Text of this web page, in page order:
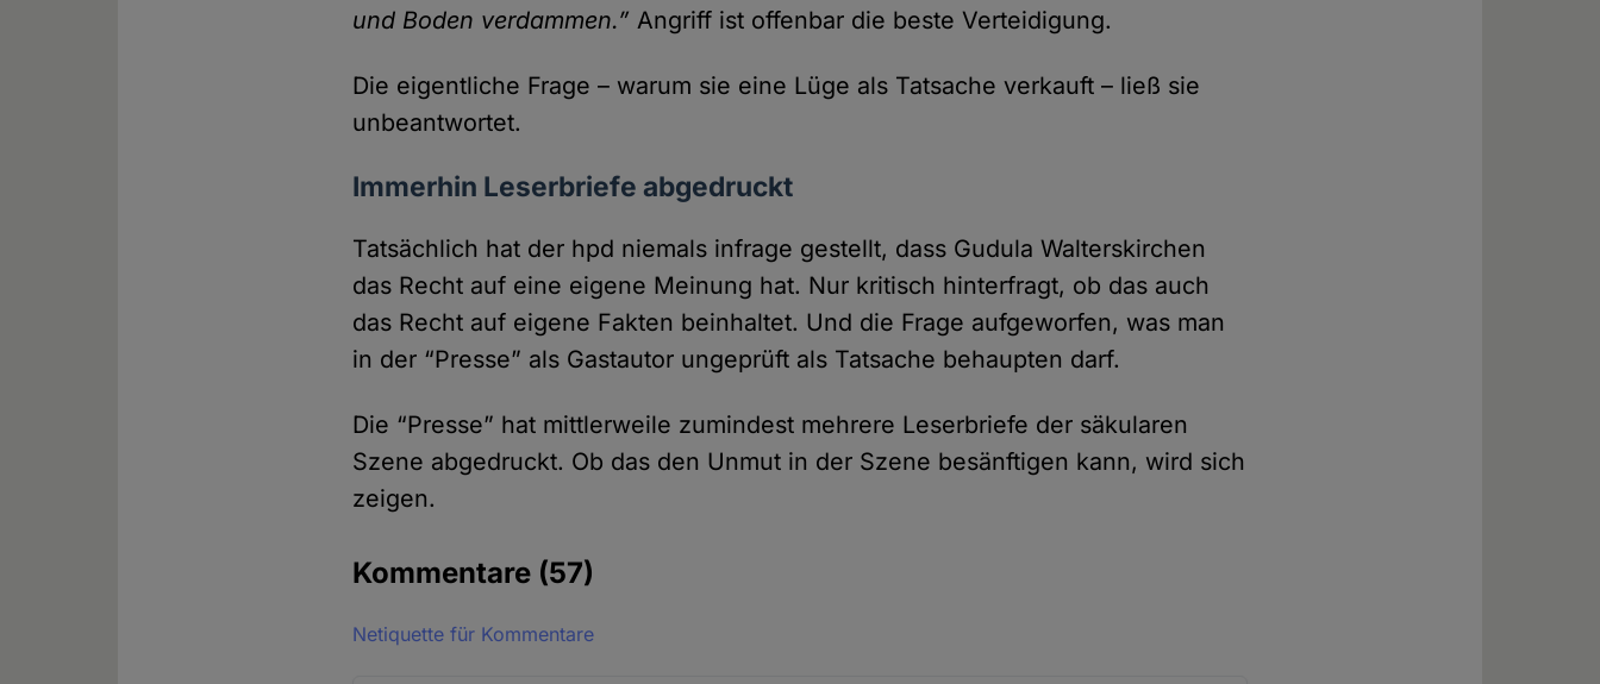
und Boden verdammen.” Angriff ist offenbar die beste Verteidigung.
Die eigentliche Frage – warum sie eine Lüge als Tat­sache verkauft – ließ sie
unbeantwortet.
Immerhin Leserbriefe abgedruckt
Tatsächlich hat der hpd niemals infrage gestellt, dass Gudula Walterskirchen
das Recht auf eine eigene Meinung hat. Nur kritisch hinter­fragt, ob das auch
das Recht auf eigene Fakten beinhaltet. Und die Frage aufge­worfen, was man
in der “Presse” als Gast­autor ungeprüft als Tatsache behaupten darf.
Die “Presse” hat mittler­weile zumindest mehrere Leser­briefe der säkularen
Szene abge­druckt. Ob das den Unmut in der Szene besänftigen kann, wird sich
zeigen.
Kommentare (57)
Netiquette für Kommentare